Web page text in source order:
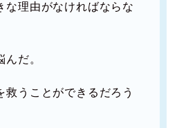
な理由がなければならな
だ。
救うことができるだろう